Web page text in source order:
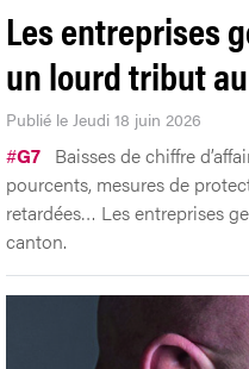
Les entreprises
un lourd tribut
Publié le Jeudi 18 juin 2026
#G7 Baisses de chiffre
pourcents, mesures de
retardées… Les entreprises
canton.